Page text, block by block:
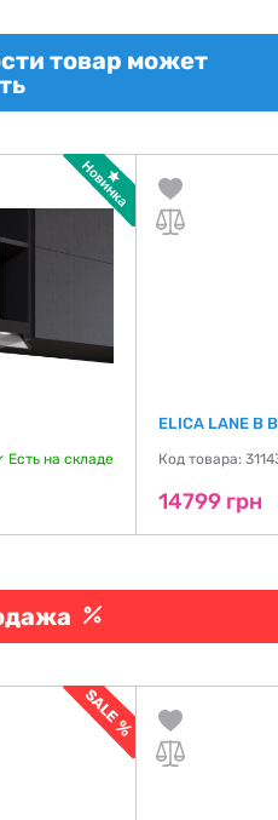
товар может
Есть на складе
ELICA LANE B
Код товара:
14799 грн